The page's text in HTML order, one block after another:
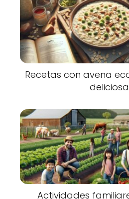
Recetas con avena
Actividades